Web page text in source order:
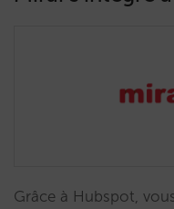
Grâce à Hubspot,